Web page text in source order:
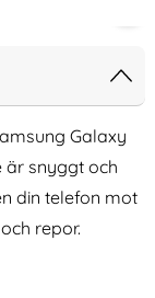
Galaxy
är snyggt och
din telefon mot
repor.